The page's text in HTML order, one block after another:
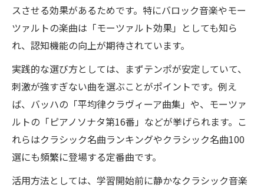
スさせる効果があるためです。特にバロック音楽やモー
ツァルトの楽曲は「モーツァルト効果」としても知ら
れ、認知機能の向上が期待されています。
実践的な選び方としては、まずテンポが安定していて、
刺激が強すぎない曲を選ぶことがポイントです。例え
ば、バッハの「平均律クラヴィーア曲集」や、モーツァ
ルトの「ピアノソナタ第16番」などが挙げられます。こ
れらはクラシック名曲ランキングやクラシック名曲100
選にも頻繁に登場する定番曲です。
活用方法としては、学習開始前に静かなクラシック音楽